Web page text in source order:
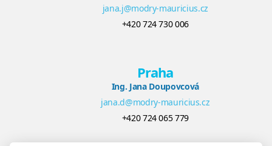
jana.j@modry-mauricius.cz
+420 724 730 006
Praha
Ing. Jana Doupovcová
jana.d@modry-mauricius.cz
+420 724 065 779